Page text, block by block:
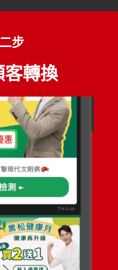
步
客轉換